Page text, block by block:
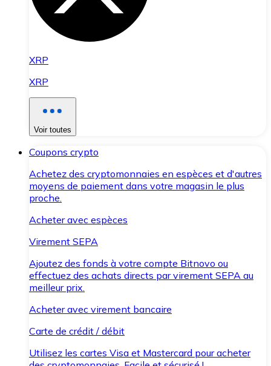
XRP
XRP
Voir toutes
Coupons crypto
Achetez des cryptomonnaies en espèces et d'autres
moyens de paiement dans votre magasin le plus
proche.
Acheter avec espèces
Virement SEPA
Ajoutez des fonds à votre compte Bitnovo ou
effectuez des achats directs par virement SEPA au
meilleur prix.
Acheter avec virement bancaire
Carte de crédit / débit
Utilisez les cartes Visa et Mastercard pour acheter